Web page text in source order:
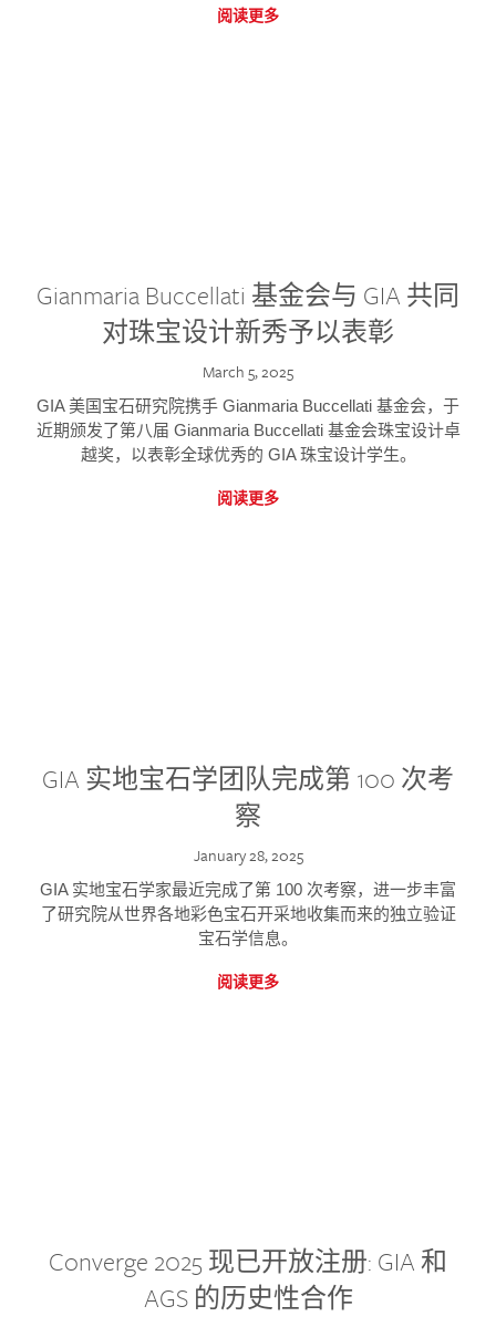
阅读更多
Gianmaria Buccellati 基金会与 GIA 共同
对珠宝设计新秀予以表彰
March 5, 2025
GIA 美国宝石研究院携手 Gianmaria Buccellati 基金会，于
近期颁发了第八届 Gianmaria Buccellati 基金会珠宝设计卓
越奖，以表彰全球优秀的 GIA 珠宝设计学生。
阅读更多
GIA 实地宝石学团队完成第 100 次考
察
January 28, 2025
GIA 实地宝石学家最近完成了第 100 次考察，进一步丰富
了研究院从世界各地彩色宝石开采地收集而来的独立验证
宝石学信息。
阅读更多
Converge 2025 现已开放注册: GIA 和
AGS 的历史性合作